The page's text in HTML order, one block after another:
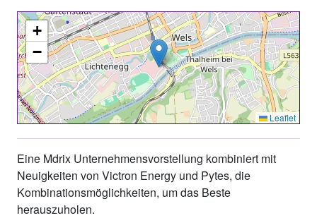
+
−
Leaflet
Eine Mdrix Unternehmensvorstellung kombiniert mit
Neuigkeiten von Victron Energy und Pytes, die
Kombinationsmöglichkeiten, um das Beste
herauszuholen.